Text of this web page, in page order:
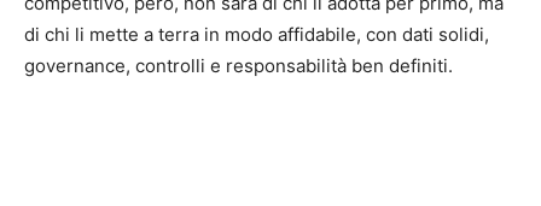
di chi li mette a terra in modo affidabile, con dati solidi,
governance, controlli e responsabilità ben definiti.